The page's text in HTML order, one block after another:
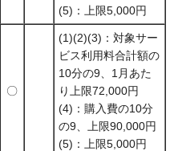
(5)：上限5,000円
〇
(1)(2)(3)：対象サー
ビス利用料合計額の
10分の9、1月あた
り上限72,000円
(4)：購入費の10分
の9、上限90,000円
(5)：上限5,000円